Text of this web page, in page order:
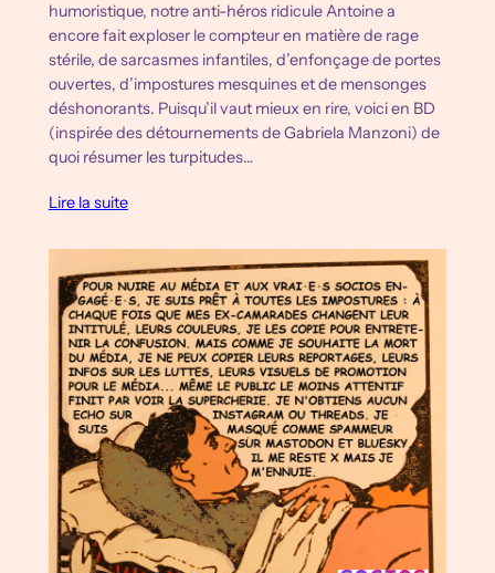
humoristique, notre anti-héros ridicule Antoine a
encore fait exploser le compteur en matière de rage
stérile, de sarcasmes infantiles, d’enfonçage de portes
ouvertes, d’impostures mesquines et de mensonges
déshonorants. Puisqu’il vaut mieux en rire, voici en BD
(inspirée des détournements de Gabriela Manzoni) de
quoi résumer les turpitudes…
Lire la suite